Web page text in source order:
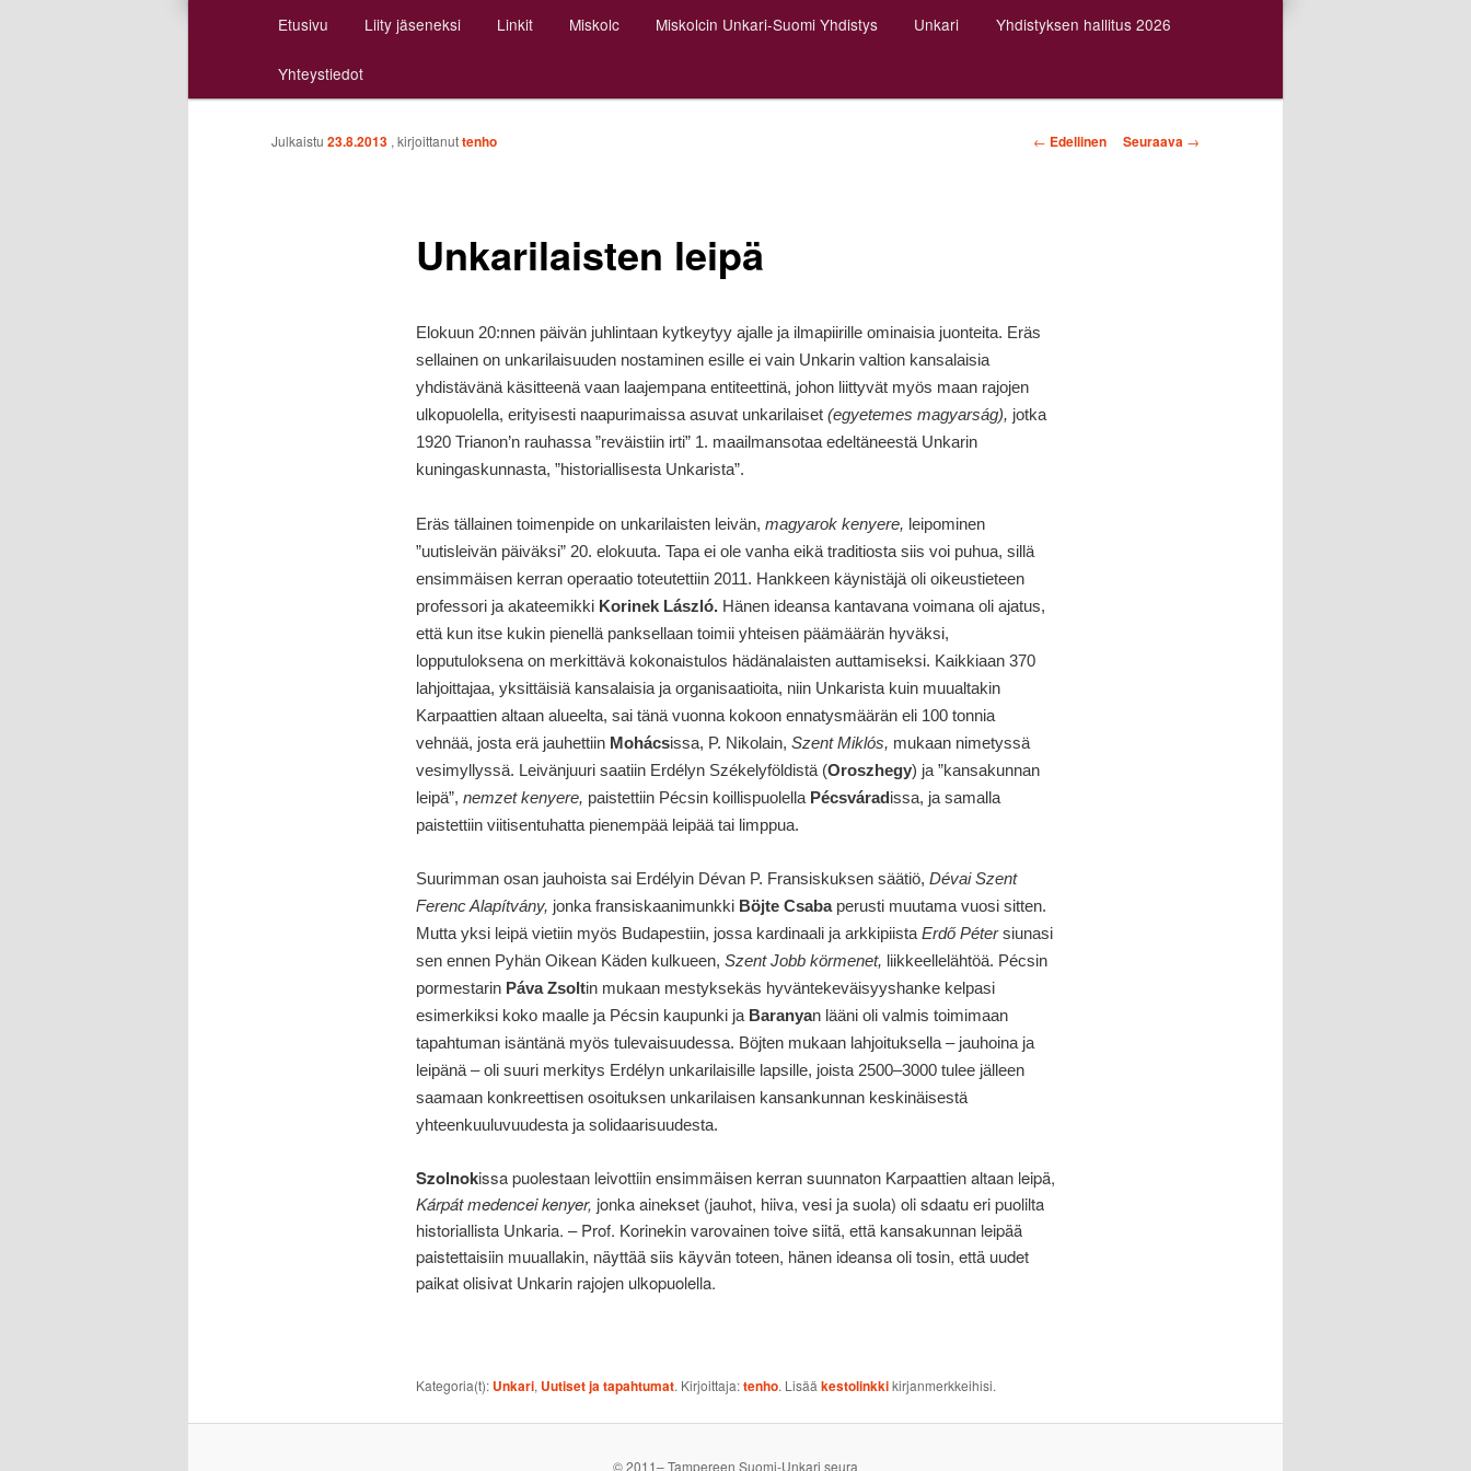
Siirry
sisältöön
Siirry
toissijaiseen
sisältöön
Etusivu Liity jäseneksi Linkit Miskolc Miskolcin Unkari-Suomi Yhdistys Unkari Yhdistyksen hallitus 2026
Yhteystiedot
Artikkelien
← Edellinen Seuraava →
Unkarilaisten leipä
Julkaistu 23.8.2013 , kirjoittanuttenho
Elokuun 20:nnen päivän juhlintaan kytkeytyy ajalle ja ilmapiirille ominaisia juonteita. Eräs
sellainen on unkarilaisuuden nostaminen esille ei vain Unkarin valtion kansalaisia
yhdistävänä käsitteenä vaan laajempana entiteettinä, johon liittyvät myös maan rajojen
ulkopuolella, erityisesti naapurimaissa asuvat unkarilaiset (egyetemes magyarság), jotka
1920 Trianon’n rauhassa ”reväistiin irti” 1. maailmansotaa edeltäneestä Unkarin
kuningaskunnasta, ”historiallisesta Unkarista”.
Eräs tällainen toimenpide on unkarilaisten leivän, magyarok kenyere, leipominen
”uutisleivän päiväksi” 20. elokuuta. Tapa ei ole vanha eikä traditiosta siis voi puhua, sillä
ensimmäisen kerran operaatio toteutettiin 2011. Hankkeen käynistäjä oli oikeustieteen
professori ja akateemikki Korinek László.Hänen ideansa kantavana voimana oli ajatus,
että kun itse kukin pienellä panksellaan toimii yhteisen päämäärän hyväksi,
lopputuloksena on merkittävä kokonaistulos hädänalaisten auttamiseksi. Kaikkiaan 370
lahjoittajaa, yksittäisiä kansalaisia ja organisaatioita, niin Unkarista kuin muualtakin
Karpaattien altaan alueelta, sai tänä vuonna kokoon ennatysmäärän eli 100 tonnia
vehnää, josta erä jauhettiin Mohácsissa, P. Nikolain, Szent Miklós, mukaan nimetyssä
vesimyllyssä. Leivänjuuri saatiin Erdélyn Székelyföldistä (Oroszhegy) ja ”kansakunnan
leipä”, nemzet kenyere, paistettiin Pécsin koillispuolella Pécsváradissa, ja samalla
paistettiin viitisentuhatta pienempää leipää tai limppua.
Suurimman osan jauhoista sai Erdélyin Dévan P. Fransiskuksen säätiö, Dévai Szent
Ferenc Alapítvány, jonka fransiskaanimunkki Böjte Csabaperusti muutama vuosi sitten.
Mutta yksi leipä vietiin myös Budapestiin, jossa kardinaali ja arkkipiista Erdő Pétersiunasi
sen ennen Pyhän Oikean Käden kulkueen, Szent Jobb körmenet, liikkeellelähtöä. Pécsin
pormestarin Páva Zsoltin mukaan mestyksekäs hyväntekeväisyyshanke kelpasi
esimerkiksi koko maalle ja Pécsin kaupunki ja Baranyan lääni oli valmis toimimaan
tapahtuman isäntänä myös tulevaisuudessa. Böjten mukaan lahjoituksella – jauhoina ja
leipänä – oli suuri merkitys Erdélyn unkarilaisille lapsille, joista 2500–3000 tulee jälleen
saamaan konkreettisen osoituksen unkarilaisen kansankunnan keskinäisestä
yhteenkuuluvuudesta ja solidaarisuudesta.
Szolnokissa puolestaan leivottiin ensimmäisen kerran suunnaton Karpaattien altaan leipä,
Kárpát medencei kenyer, jonka ainekset (jauhot, hiiva, vesi ja suola) oli sdaatu eri puolilta
historiallista Unkaria. – Prof. Korinekin varovainen toive siitä, että kansakunnan leipää
paistettaisiin muuallakin, näyttää siis käyvän toteen, hänen ideansa oli tosin, että uudet
paikat olisivat Unkarin rajojen ulkopuolella.
Kategoria(t): Unkari, Uutiset ja tapahtumat. Kirjoittaja:tenho. Lisää kestolinkkikirjanmerkkeihisi.
© 2011– Tampereen Suomi-Unkari seura